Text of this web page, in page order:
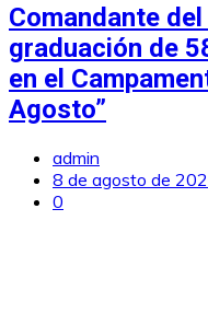
Comandante
graduación de
en el
Agosto”
admin
8 de agosto de
0